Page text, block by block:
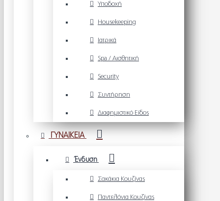
Υποδοχή
Housekeeping
Ιατρικά
Spa / Αισθητική
Security
Συντήρηση
Διαφημιστικό Είδος
ΓΥΝΑΙΚΕΙΑ
Ένδυση
Σακάκια Κουζίνας
Παντελόνια Κουζίνας